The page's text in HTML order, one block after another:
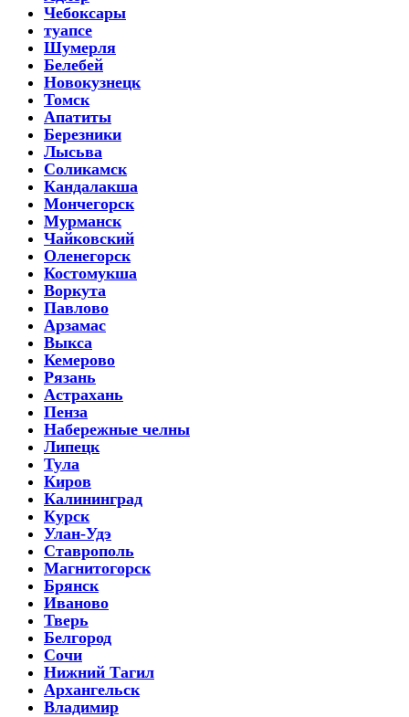
Чебоксары
туапсе
Шумерля
Белебей
Новокузнецк
Томск
Апатиты
Березники
Лысьва
Соликамск
Кандалакша
Мончегорск
Мурманск
Чайковский
Оленегорск
Костомукша
Воркута
Павлово
Арзамас
Выкса
Кемерово
Рязань
Астрахань
Пенза
Набережные челны
Липецк
Тула
Киров
Калининград
Курск
Улан-Удэ
Ставрополь
Магнитогорск
Брянск
Иваново
Тверь
Белгород
Сочи
Нижний Тагил
Архангельск
Владимир